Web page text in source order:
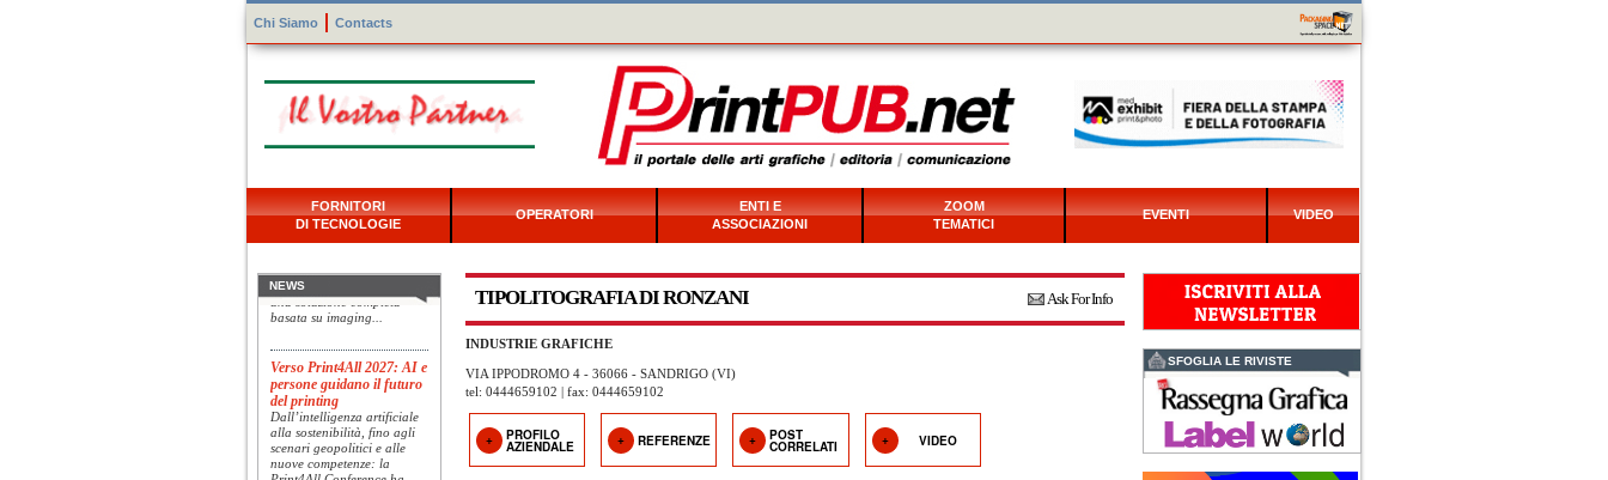
Chi Siamo Contacts
FORNITORI
DI TECNOLOGIE
OPERATORI
ENTI E
ASSOCIAZIONI
ZOOM
TEMATICI
EVENTI VIDEO
Ask For Info
TIPOLITOGRAFIA DI RONZANI
INDUSTRIE GRAFICHE
VIA IPPODROMO 4 - 36066 - SANDRIGO (VI)
tel: 0444659102 | fax: 0444659102
PROFILO
AZIENDALE REFERENZE POST
CORRELATI VIDEO
NEWS
Konica Minolta presenta
Specim RETEX
Konica Minolta, realtà di
presenta Specim RETEX,
una soluzione completa
basata su imaging...
Verso Print4All 2027: AI e
persone guidano il futuro
del printing
Dall’intelligenza artificiale
alla sostenibilità, fino agli
scenari geopolitici e alle
nuove competenze: la
Print4All Conference ha
SFOGLIA LE RIVISTE